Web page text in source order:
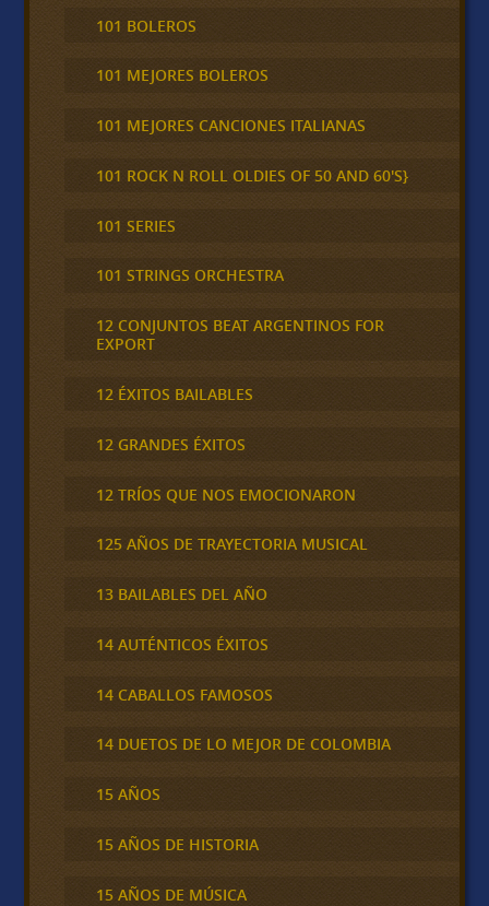
101 BOLEROS
101 MEJORES BOLEROS
101 MEJORES CANCIONES ITALIANAS
101 ROCK N ROLL OLDIES OF 50 AND 60'S}
101 SERIES
101 STRINGS ORCHESTRA
12 CONJUNTOS BEAT ARGENTINOS FOR
EXPORT
12 ÉXITOS BAILABLES
12 GRANDES ÉXITOS
12 TRÍOS QUE NOS EMOCIONARON
125 AÑOS DE TRAYECTORIA MUSICAL
13 BAILABLES DEL AÑO
14 AUTÉNTICOS ÉXITOS
14 CABALLOS FAMOSOS
14 DUETOS DE LO MEJOR DE COLOMBIA
15 AÑOS
15 AÑOS DE HISTORIA
15 AÑOS DE MÚSICA